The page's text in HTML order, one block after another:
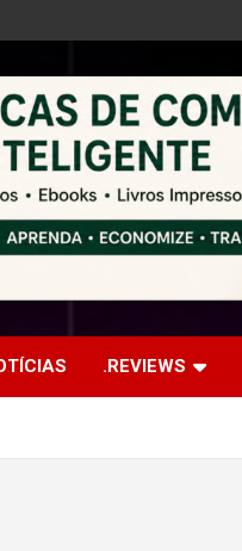
.REVIEWS